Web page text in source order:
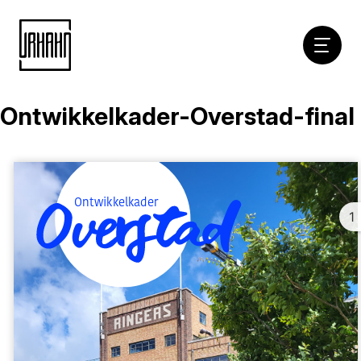
Naar
Ontwikkelkader-Overstad-final
1